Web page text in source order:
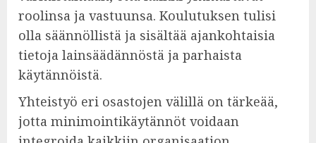
roolinsa ja vastuunsa. Koulutuksen tulisi
olla säännöllistä ja sisältää ajankohtaisia
tietoja lainsäädännöstä ja parhaista
käytännöistä.
Yhteistyö eri osastojen välillä on tärkeää,
jotta minimointikäytännöt voidaan